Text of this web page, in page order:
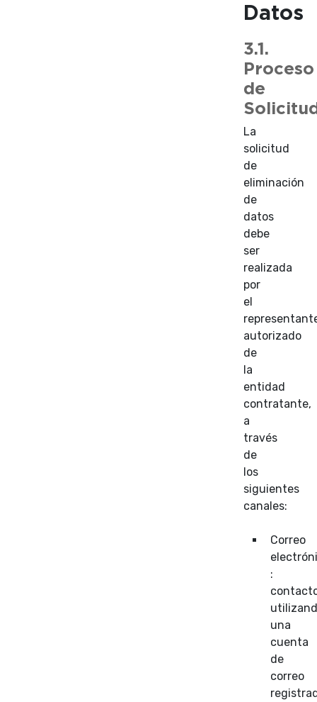
Datos
3.1.
Proceso
de
La
solicitud
de
eliminación
de
datos
debe
ser
realizada
por
el
autorizado
de
la
entidad
contratante,
a
través
de
los
siguientes
canales:
Correo
:
una
cuenta
de
correo